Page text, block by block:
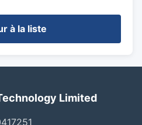
à la liste
Limited